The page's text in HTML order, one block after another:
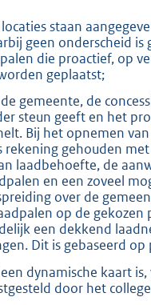
staan
geen onderscheid is
die proactief, op
geplaatst;
gemeente, de
steun geeft en het
Bij het opnemen
rekening gehouden
laadbehoefte, de
en een zoveel
over de
op de gekozen
een dekkend
Dit is gebaseerd op
dynamische kaart
door het